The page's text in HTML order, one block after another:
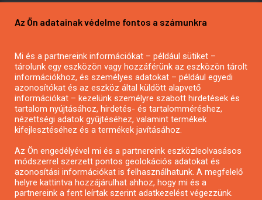
Mezőgazdasági pályázatírás
Pályázatírás civil szervezeteknek
Pályázatírás önkormányzatoknak
Pályázatfigyelés
Specifikus pályázatfigyelés vagy hírlevél
Pályázatok magánszemélyeknek
Az Ön adatainak védelme fontos a számunkra
Mi és a partnereink információkat – például sütiket –
tárolunk egy eszközön vagy hozzáférünk az eszközön tárolt
információkhoz, és személyes adatokat – például egyedi
azonosítókat és az eszköz által küldött alapvető
információkat – kezelünk személyre szabott hirdetések és
tartalom nyújtásához, hirdetés- és tartalomméréshez,
nézettségi adatok gyűjtéséhez, valamint termékek
kifejlesztéséhez és a termékek javításához.
Az Ön engedélyével mi és a partnereink eszközleolvasásos
módszerrel szerzett pontos geolokációs adatokat és
azonosítási információkat is felhasználhatunk. A megfelelő
helyre kattintva hozzájárulhat ahhoz, hogy mi és a
partnereink a fent leírtak szerint adatkezelést végezzünk.